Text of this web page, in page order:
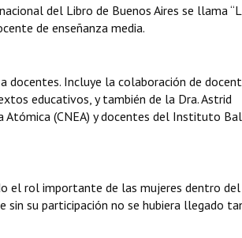
del Libro de Buenos Aires se llama
de enseñanza media.
docentes. Incluye la colaboración de
educativos, y también de la Dra. Astrid
Atómica (CNEA) y docentes del Instituto
el rol importante de las mujeres dentro
su participación no se hubiera llegado